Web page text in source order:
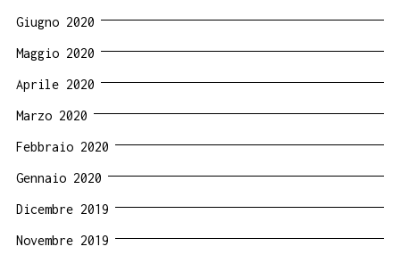
Giugno 2020
Maggio 2020
Aprile 2020
Marzo 2020
Febbraio 2020
Gennaio 2020
Dicembre 2019
Novembre 2019